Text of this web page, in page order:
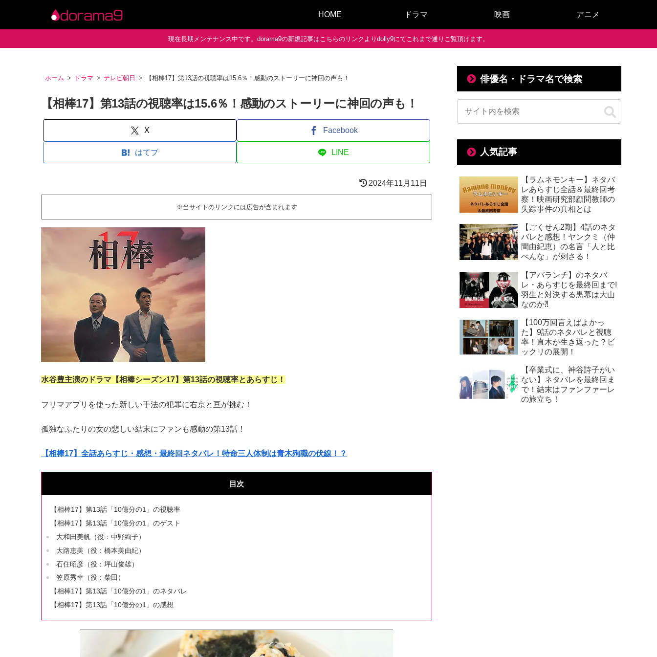
HOME ドラマ 映画 アニメ
現在長期メンテナンス中です。dorama9の新規記事はこちらのリンクよりdolly9にてこれまで通りご覧頂けます。
ホーム ドラマ テレビ朝日 【相棒17】第13話の視聴率は15.6％！感動のストーリーに神回の声も！
【相棒17】第13話の視聴率は15.6％！感動のストーリーに神回の声も！
X Facebook
はてブ LINE
2024年11月11日
※当サイトのリンクには広告が含まれます
水谷豊主演のドラマ【相棒シーズン17】第13話の視聴率とあらすじ！
フリマアプリを使った新しい手法の犯罪に右京と亘が挑む！
孤独なふたりの女の悲しい結末にファンも感動の第13話！
【相棒17】全話あらすじ・感想・最終回ネタバレ！特命三人体制は青木殉職の伏線！？
目次
【相棒17】第13話「10億分の1」の視聴率
【相棒17】第13話「10億分の1」のゲスト
大和田美帆（役：中野絢子）
大路恵美（役：橋本美由紀）
石住昭彦（役：坪山俊雄）
笠原秀幸（役：柴田）
【相棒17】第13話「10億分の1」のネタバレ
【相棒17】第13話「10億分の1」の感想
俳優名・ドラマ名で検索
人気記事
【ラムネモンキー】ネタバ
レあらすじ全話＆最終回考
察！映画研究部顧問教師の
失踪事件の真相とは
【ごくせん2期】4話のネタ
バレと感想！ヤンクミ（仲
間由紀恵）の名言「人と比
べんな」が刺さる！
【アバランチ】のネタバ
レ・あらすじを最終回まで!
羽生と対決する黒幕は大山
なのか⁈
【100万回言えばよかっ
た】9話のネタバレと視聴
率！直木が生き返った？ビ
ックリの展開！
【卒業式に、神谷詩子がい
ない】ネタバレを最終回ま
で！結末はファンファーレ
の旅立ち！